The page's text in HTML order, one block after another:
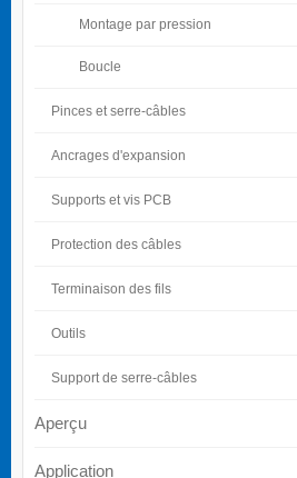
Montage par pression
Boucle
Pinces et serre-câbles
Ancrages d'expansion
Supports et vis PCB
Protection des câbles
Terminaison des fils
Outils
Support de serre-câbles
Aperçu
Application